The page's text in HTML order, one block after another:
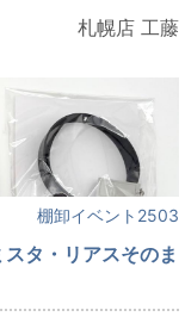
札幌店 工藤
棚卸イベント2503
タ・リアスそのま